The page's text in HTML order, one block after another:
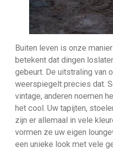
Buiten leven is onze
betekent dat dingen
gebeurt. De uitstraling van
weerspiegelt precies dat.
vintage, anderen noemen
het cool. Uw tapijten,
zijn er allemaal in vele
vormen ze uw eigen
een unieke look met vele